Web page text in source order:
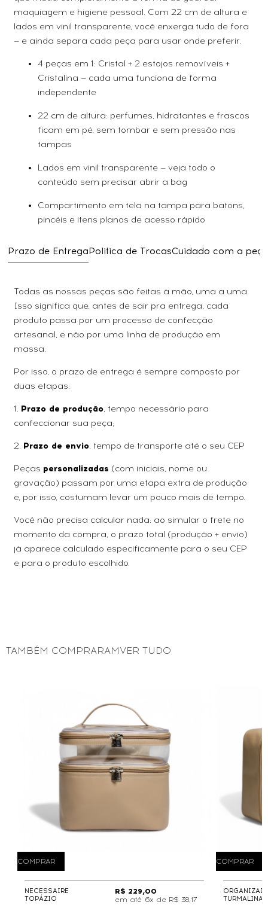
maquiagem e higiene pessoal. Com 22 cm de altura e
lados em vinil transparente, você enxerga tudo de fora
— e ainda separa cada peça para usar onde preferir.
4 peças em 1: Cristal + 2 estojos removíveis +
Cristalina — cada uma funciona de forma
independente
22 cm de altura: perfumes, hidratantes e frascos
ficam em pé, sem tombar e sem pressão nas
tampas
Lados em vinil transparente — veja todo o
conteúdo sem precisar abrir a bag
Compartimento em tela na tampa para batons,
pincéis e itens planos de acesso rápido
Prazo de EntregaPolitica de TrocasCuidado com a
Todas as nossas peças são feitas à mão, uma a uma.
Isso significa que, antes de sair pra entrega, cada
produto passa por um processo de confecção
artesanal, e não por uma linha de produção em
massa.
Por isso, o prazo de entrega é sempre composto por
duas etapas:
1. Prazo de produção, tempo necessário para
confeccionar sua peça;
2. Prazo de envio, tempo de transporte até o seu CEP
Peças personalizadas (com iniciais, nome ou
gravação) passam por uma etapa extra de produção
e, por isso, costumam levar um pouco mais de tempo.
Você não precisa calcular nada: ao simular o frete no
momento da compra, o prazo total (produção + envio)
já aparece calculado especificamente para o seu CEP
e para o produto escolhido.
TAMBÉM COMPRARAMVER TUDO
COMPRAR
NECESSAIRE
TOPÁZIO
R$ 229,00
6x de R$ 38,17
COMPRAR
TURMALINA